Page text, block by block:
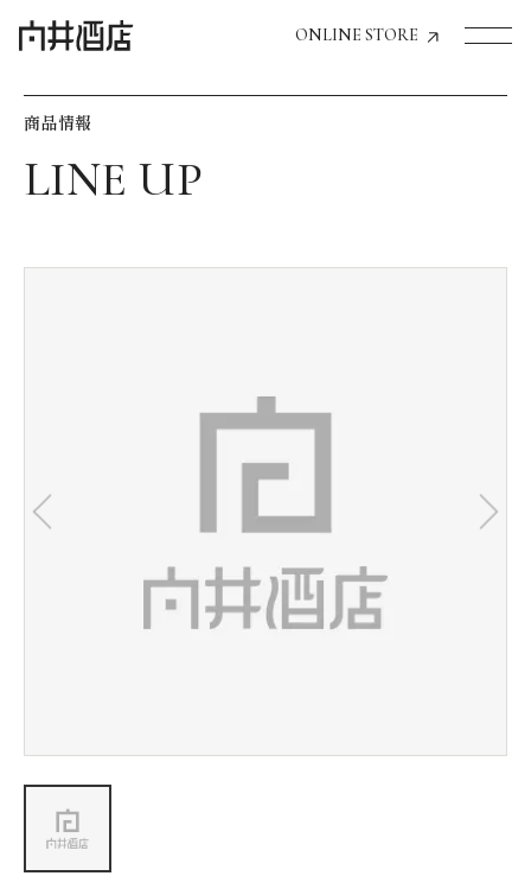
ONLINE STORE
飲食店経営のお客様
お気に入り機能の活用方法
会社情報
商品情報